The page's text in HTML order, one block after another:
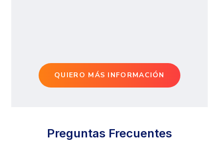
QUIERO MÁS INFORMACIÓN
Preguntas Frecuentes